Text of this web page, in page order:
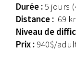
Durée :5 jours
Distance : 69
Niveau de
Prix : 940$/